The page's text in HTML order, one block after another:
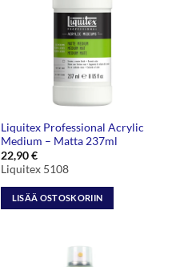
Liquitex Professional Acrylic
Medium – Matta 237ml
22,90€
Liquitex 5108
LISÄÄ OSTOSKORIIN